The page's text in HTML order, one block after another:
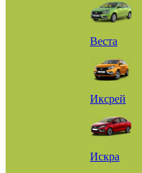
Веста
Иксрей
Искра